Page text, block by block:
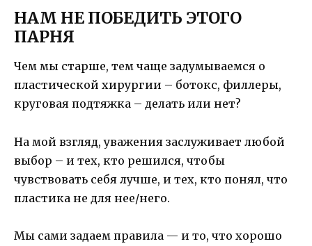
НАМ НЕ ПОБЕДИТЬ ЭТОГО
ПАРНЯ
Чем мы старше, тем чаще задумываемся о
пластической хирургии – ботокс, филлеры,
круговая подтяжка – делать или нет?
На мой взгляд, уважения заслуживает любой
выбор – и тех, кто решился, чтобы
чувствовать себя лучше, и тех, кто понял, что
пластика не для нее/него.
Мы сами задаем правила — и то, что хорошо